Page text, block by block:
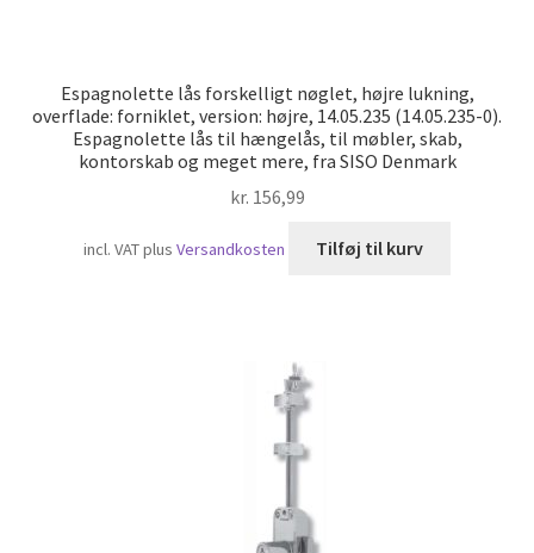
Espagnolette lås forskelligt nøglet, højre lukning,
overflade: forniklet, version: højre, 14.05.235 (14.05.235-0).
Espagnolette lås til hængelås, til møbler, skab,
kontorskab og meget mere, fra SISO Denmark
kr. 156,99
incl. VATplusVersandkosten Tilføj til kurv